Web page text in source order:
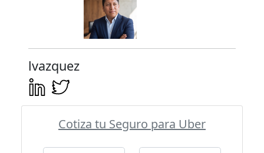
lvazquez
Cotiza tu Seguro para Uber